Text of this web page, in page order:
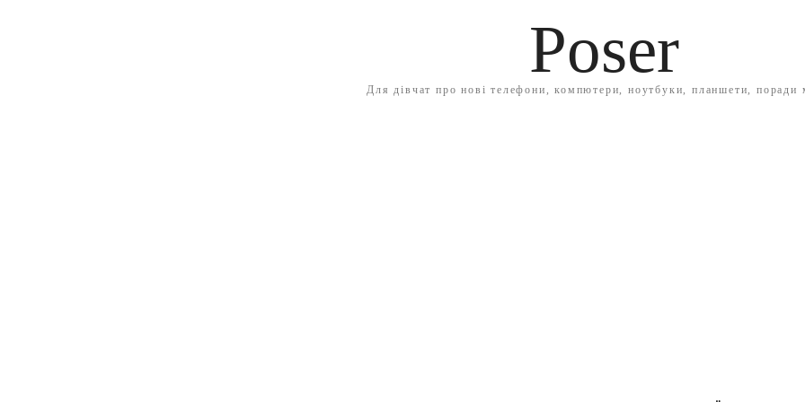
Poser
Для дівчат про нові телефони, компютери, ноутбуки, планшети, поради